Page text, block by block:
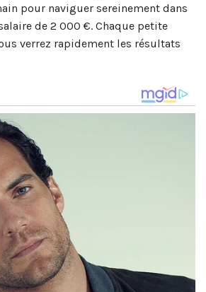
pour naviguer sereinement dans
de 2 000 €. Chaque petite
verrez rapidement les résultats